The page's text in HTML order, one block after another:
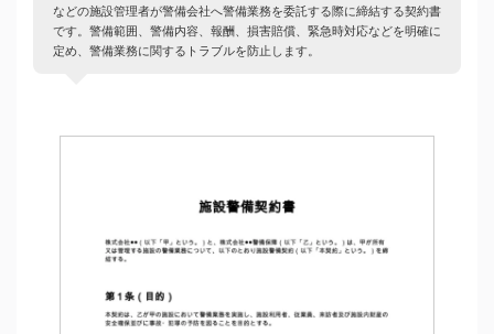
などの施設管理者が警備会社へ警備業務を委託する際に締結する契約書
です。警備範囲、警備内容、報酬、損害賠償、緊急時対応などを明確に
定め、警備業務に関するトラブルを防止します。